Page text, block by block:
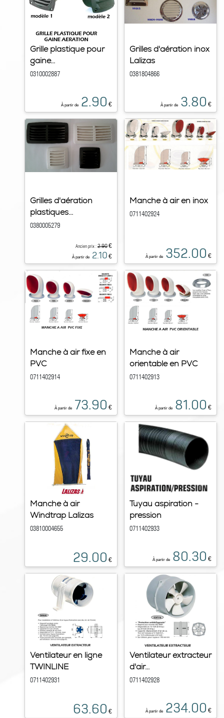
Grille plastique pour
gaine...
0310002887
À partir de 2.90 €
Grilles d'aération inox
Lalizas
0381804866
À partir de 3.80 €
Grilles d'aération
plastiques...
0380005279
Ancien prix : 2.90€
À partir de 2.10 €
Manche à air en inox
0711402924
À partir de 352.00 €
Manche à air fixe en
PVC
0711402914
À partir de 73.90 €
Manche à air
orientable en PVC
0711402913
À partir de 81.00 €
Manche à air
Windtrap Lalizas
03810004655
29.00 €
Tuyau aspiration -
pression
0711402933
À partir de 80.30 €
Ventilateur en ligne
TWINLINE
0711402931
63.60 €
Ventilateur extracteur
d'air...
0711402928
À partir de 234.00 €